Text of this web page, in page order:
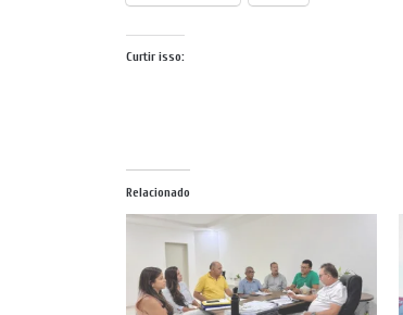
Curtir isso:
Relacionado